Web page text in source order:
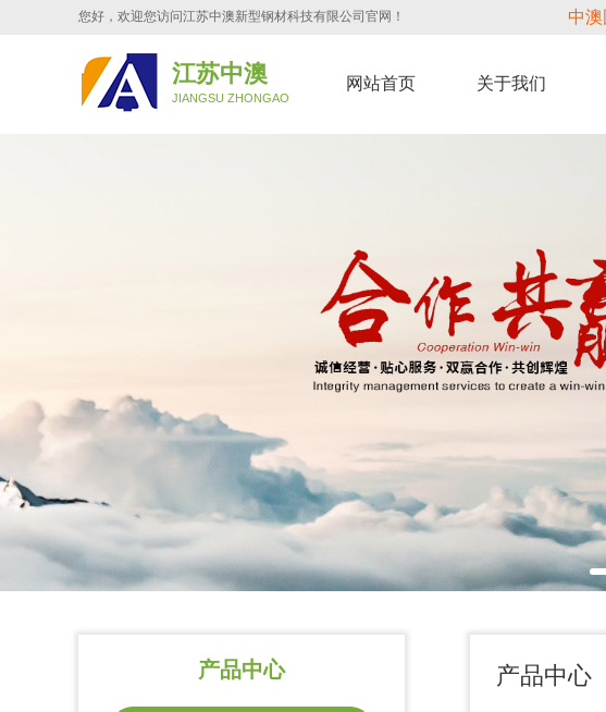
您好，欢迎您访问江苏中澳新型钢材科技有限公司官网！ 中澳
江苏中澳
JIANGSU ZHONGAO
网站首页 关于我们
产品中心 产品中心